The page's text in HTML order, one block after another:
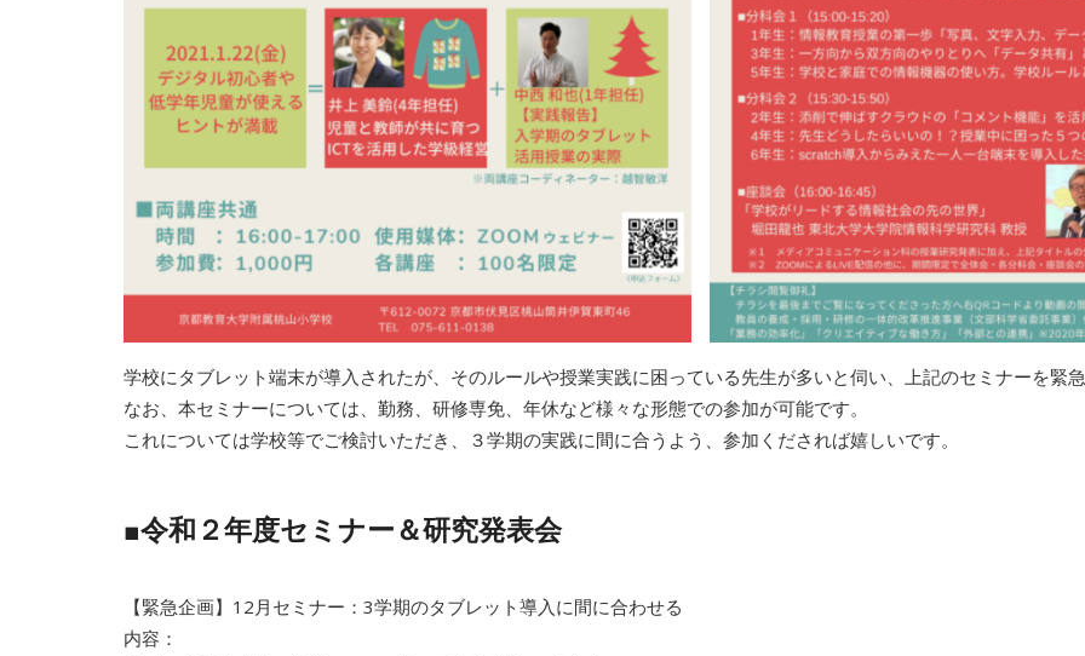
学校にタブレット端末が導入されたが、そのルールや授業実践に困っている先生が多いと伺い、上記のセミナーを緊急
なお、本セミナーについては、勤務、研修専免、年休など様々な形態での参加が可能です。
これについては学校等でご検討いただき、３学期の実践に間に合うよう、参加くだされば嬉しいです。
■令和２年度セミナー＆研究発表会
【緊急企画】12月セミナー：3学期のタブレット導入に間に合わせる
内容：